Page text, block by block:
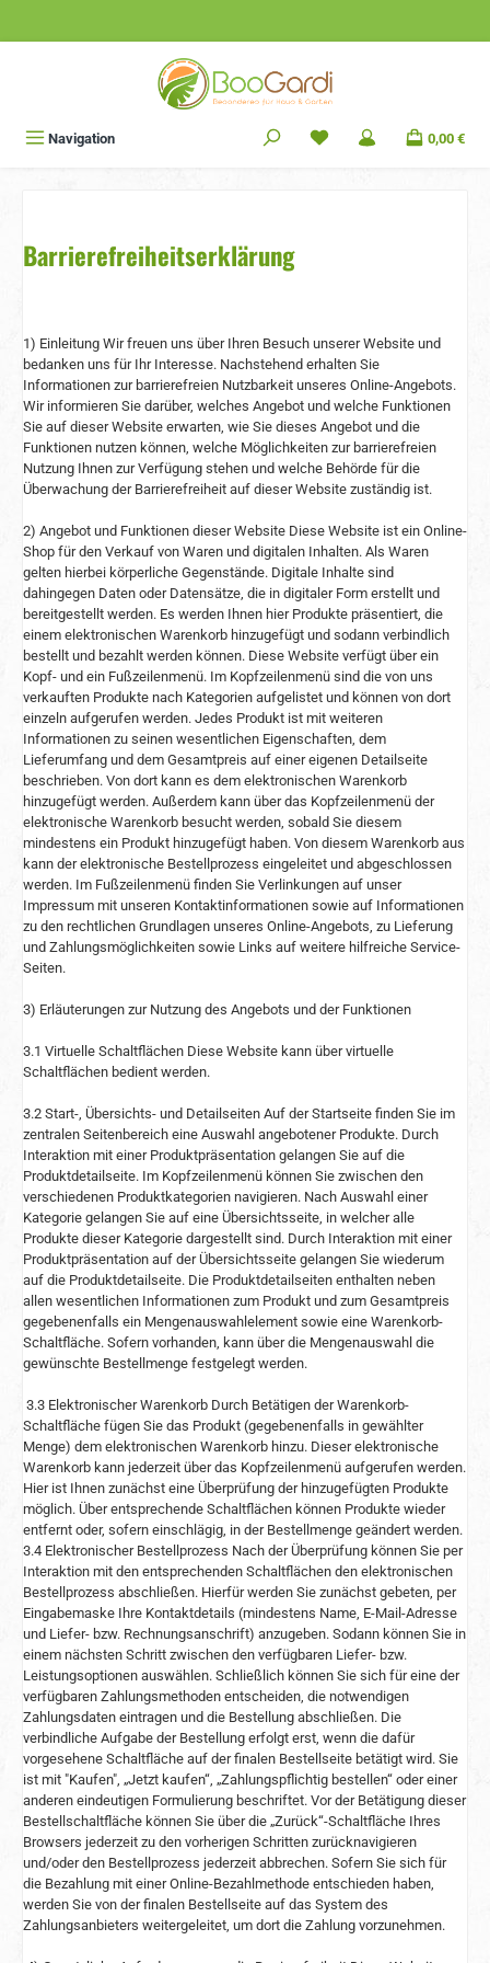
Navigation 0,00 €
Barrierefreiheitserklärung
1) Einleitung Wir freuen uns über Ihren Besuch unserer Website und
bedanken uns für Ihr Interesse. Nachstehend erhalten Sie
Informationen zur barrierefreien Nutzbarkeit unseres Online-Angebots.
Wir informieren Sie darüber, welches Angebot und welche Funktionen
Sie auf dieser Website erwarten, wie Sie dieses Angebot und die
Funktionen nutzen können, welche Möglichkeiten zur barrierefreien
Nutzung Ihnen zur Verfügung stehen und welche Behörde für die
Überwachung der Barrierefreiheit auf dieser Website zuständig ist.
2) Angebot und Funktionen dieser Website Diese Website ist ein Online-
Shop für den Verkauf von Waren und digitalen Inhalten. Als Waren
gelten hierbei körperliche Gegenstände. Digitale Inhalte sind
dahingegen Daten oder Datensätze, die in digitaler Form erstellt und
bereitgestellt werden. Es werden Ihnen hier Produkte präsentiert, die
einem elektronischen Warenkorb hinzugefügt und sodann verbindlich
bestellt und bezahlt werden können. Diese Website verfügt über ein
Kopf- und ein Fußzeilenmenü. Im Kopfzeilenmenü sind die von uns
verkauften Produkte nach Kategorien aufgelistet und können von dort
einzeln aufgerufen werden. Jedes Produkt ist mit weiteren
Informationen zu seinen wesentlichen Eigenschaften, dem
Lieferumfang und dem Gesamtpreis auf einer eigenen Detailseite
beschrieben. Von dort kann es dem elektronischen Warenkorb
hinzugefügt werden. Außerdem kann über das Kopfzeilenmenü der
elektronische Warenkorb besucht werden, sobald Sie diesem
mindestens ein Produkt hinzugefügt haben. Von diesem Warenkorb aus
kann der elektronische Bestellprozess eingeleitet und abgeschlossen
werden. Im Fußzeilenmenü finden Sie Verlinkungen auf unser
Impressum mit unseren Kontaktinformationen sowie auf Informationen
zu den rechtlichen Grundlagen unseres Online-Angebots, zu Lieferung
und Zahlungsmöglichkeiten sowie Links auf weitere hilfreiche Service-
Seiten.
3) Erläuterungen zur Nutzung des Angebots und der Funktionen
3.1 Virtuelle Schaltflächen Diese Website kann über virtuelle
Schaltflächen bedient werden.
3.2 Start-, Übersichts- und Detailseiten Auf der Startseite finden Sie im
zentralen Seitenbereich eine Auswahl angebotener Produkte. Durch
Interaktion mit einer Produktpräsentation gelangen Sie auf die
Produktdetailseite. Im Kopfzeilenmenü können Sie zwischen den
verschiedenen Produktkategorien navigieren. Nach Auswahl einer
Kategorie gelangen Sie auf eine Übersichtsseite, in welcher alle
Produkte dieser Kategorie dargestellt sind. Durch Interaktion mit einer
Produktpräsentation auf der Übersichtsseite gelangen Sie wiederum
auf die Produktdetailseite. Die Produktdetailseiten enthalten neben
allen wesentlichen Informationen zum Produkt und zum Gesamtpreis
gegebenenfalls ein Mengenauswahlelement sowie eine Warenkorb-
Schaltfläche. Sofern vorhanden, kann über die Mengenauswahl die
gewünschte Bestellmenge festgelegt werden.
3.3 Elektronischer Warenkorb Durch Betätigen der Warenkorb-
Schaltfläche fügen Sie das Produkt (gegebenenfalls in gewählter
Menge) dem elektronischen Warenkorb hinzu. Dieser elektronische
Warenkorb kann jederzeit über das Kopfzeilenmenü aufgerufen werden.
Hier ist Ihnen zunächst eine Überprüfung der hinzugefügten Produkte
möglich. Über entsprechende Schaltflächen können Produkte wieder
entfernt oder, sofern einschlägig, in der Bestellmenge geändert werden.
3.4 Elektronischer Bestellprozess Nach der Überprüfung können Sie per
Interaktion mit den entsprechenden Schaltflächen den elektronischen
Bestellprozess abschließen. Hierfür werden Sie zunächst gebeten, per
Eingabemaske Ihre Kontaktdetails (mindestens Name, E-Mail-Adresse
und Liefer- bzw. Rechnungsanschrift) anzugeben. Sodann können Sie in
einem nächsten Schritt zwischen den verfügbaren Liefer- bzw.
Leistungsoptionen auswählen. Schließlich können Sie sich für eine der
verfügbaren Zahlungsmethoden entscheiden, die notwendigen
Zahlungsdaten eintragen und die Bestellung abschließen. Die
verbindliche Aufgabe der Bestellung erfolgt erst, wenn die dafür
vorgesehene Schaltfläche auf der finalen Bestellseite betätigt wird. Sie
ist mit "Kaufen", „Jetzt kaufen“, „Zahlungspflichtig bestellen“ oder einer
anderen eindeutigen Formulierung beschriftet. Vor der Betätigung dieser
Bestellschaltfläche können Sie über die „Zurück“-Schaltfläche Ihres
Browsers jederzeit zu den vorherigen Schritten zurücknavigieren
und/oder den Bestellprozess jederzeit abbrechen. Sofern Sie sich für
die Bezahlung mit einer Online-Bezahlmethode entschieden haben,
werden Sie von der finalen Bestellseite auf das System des
Zahlungsanbieters weitergeleitet, um dort die Zahlung vorzunehmen.